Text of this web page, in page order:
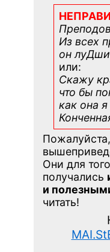
Из всех
он
или:
Скажу
что бы
как она
Они для
получались
и
читать!